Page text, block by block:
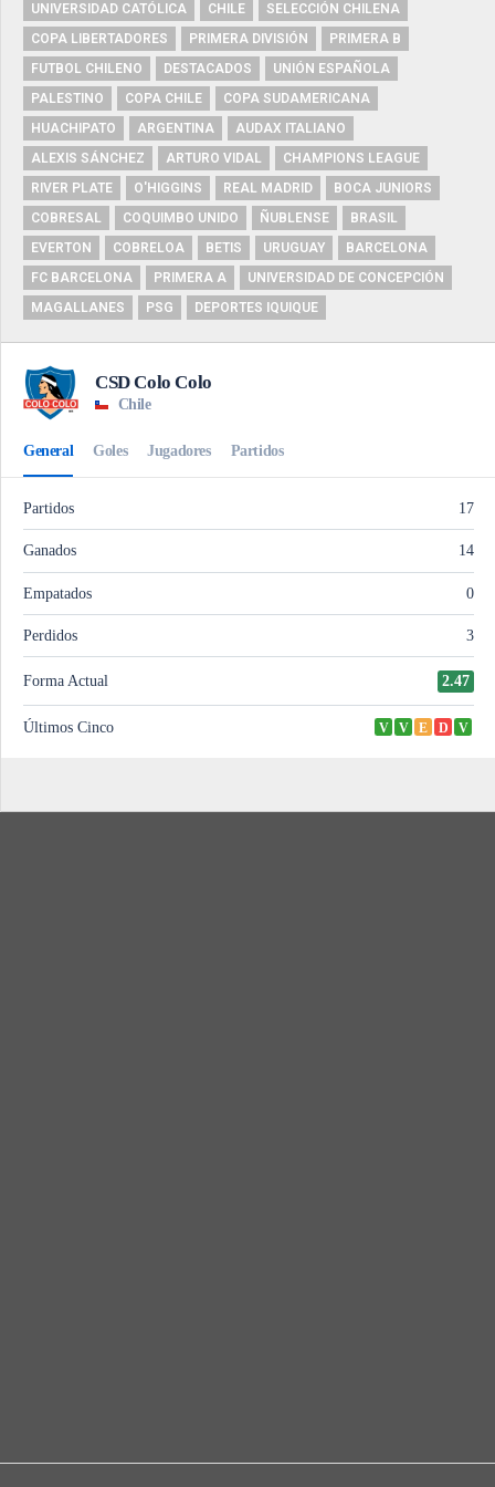
UNIVERSIDAD CATÓLICA
CHILE
SELECCIÓN CHILENA
COPA LIBERTADORES
PRIMERA DIVISIÓN
PRIMERA B
FUTBOL CHILENO
DESTACADOS
UNIÓN ESPAÑOLA
PALESTINO
COPA CHILE
COPA SUDAMERICANA
HUACHIPATO
ARGENTINA
AUDAX ITALIANO
ALEXIS SÁNCHEZ
ARTURO VIDAL
CHAMPIONS LEAGUE
RIVER PLATE
O'HIGGINS REAL MADRID
BOCA JUNIORS
COBRESAL
COQUIMBO UNIDO ÑUBLENSE
BRASIL
EVERTON
COBRELOA BETIS URUGUAY
BARCELONA
FC BARCELONA
PRIMERA A
UNIVERSIDAD DE CONCEPCIÓN
MAGALLANES
PSG DEPORTES IQUIQUE